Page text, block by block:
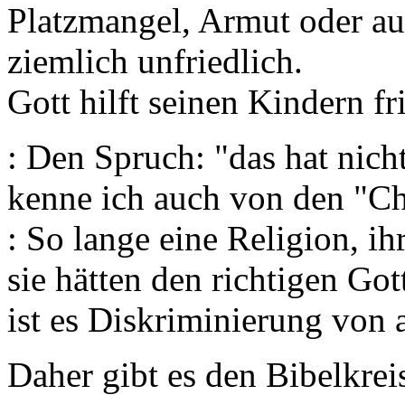
Platzmangel, Armut oder
ziemlich unfriedlich.
Gott hilft seinen Kindern
: Den Spruch: "das hat
kenne ich auch von den
: So lange eine Religion,
sie hätten den richtigen
ist es Diskriminierung von
Daher gibt es den